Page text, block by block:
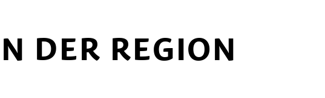
DER REGION